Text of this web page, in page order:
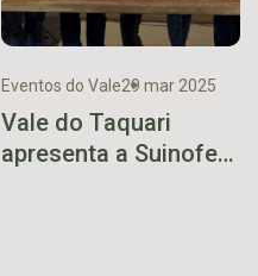
Eventos do Vale29 mar 2025
Vale do Taquari
apresenta a Suinofest